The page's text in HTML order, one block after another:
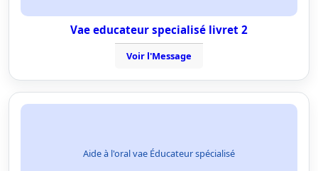
Vae educateur specialisé livret 2
Voir l'Message
Aide à l'oral vae Éducateur spécialisé